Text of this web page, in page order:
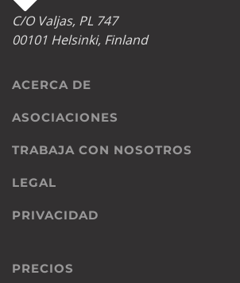
C/O Valjas, PL 747
00101 Helsinki, Finland
ACERCA DE
ASOCIACIONES
TRABAJA CON NOSOTROS
LEGAL
PRIVACIDAD
PRECIOS